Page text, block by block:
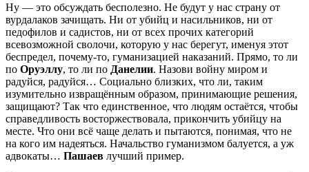
Ну — это обсуждать бесполезно. Не будут у нас страну от
вурдалаков зачищать. Ни от убийц и насильников, ни от
педофилов и садистов, ни от всех прочих категорий
всевозможной сволочи, которую у нас берегут, именуя этот
беспредел, почему-то, гуманизацией наказаний. Прямо, то ли
по Оруэллу, то ли по Данелии. Назови войну миром и
радуйся, радуйся… Социально близких, что ли, таким
изумительно извращённым образом, принимающие решения,
защищают? Так что единственное, что людям остаётся, чтобы
справедливость восторжествовала, прикончить убийцу на
месте. Что они всё чаще делать и пытаются, понимая, что не
на кого им надеяться. Начальство гуманизмом балуется, а уж
адвокаты… Пашаев лучший пример.